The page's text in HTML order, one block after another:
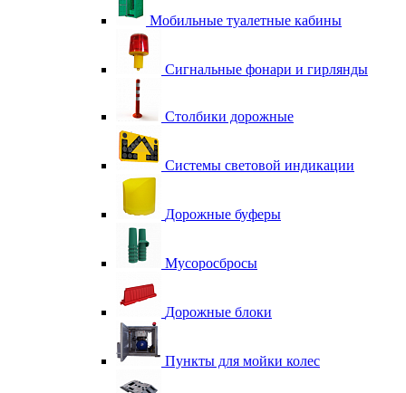
Мобильные туалетные кабины
Сигнальные фонари и гирлянды
Столбики дорожные
Системы световой индикации
Дорожные буферы
Мусоросбросы
Дорожные блоки
Пункты для мойки колес